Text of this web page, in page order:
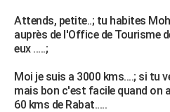
Attends, petite..; tu habites
auprès de l'Office de Tourisme
eux .....;
Moi je suis a 3000 kms....; si tu
mais bon c'est facile quand on
60 kms de Rabat.....